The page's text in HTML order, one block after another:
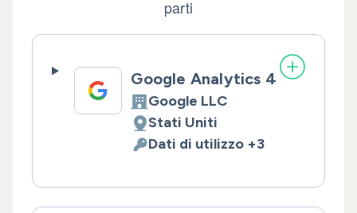
parti
Google Analytics 4
Azienda:
Google LLC
Luogo del trattamento:
Stati Uniti
Dati Personali trattati:
Dati di utilizzo +3